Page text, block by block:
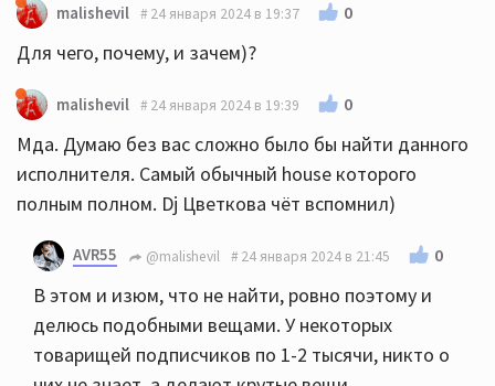
malishevil 24 января 2024 в 19:37 0
Для чего, почему, и зачем)?
malishevil 24 января 2024 в 19:39 0
Мда. Думаю без вас сложно было бы найти данного
исполнителя. Самый обычный house которого
полным полном. Dj Цветкова чёт вспомнил)
AVR55 @malishevil 24 января 2024 в 21:45 0
В этом и изюм, что не найти, ровно поэтому и
делюсь подобными вещами. У некоторых
товарищей подписчиков по 1-2 тысячи, никто о